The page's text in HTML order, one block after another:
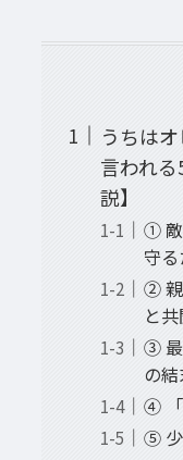
うちは
言われ
説】
① 敵
守
② 親
と
③ 最
の
④ 「
⑤ 少